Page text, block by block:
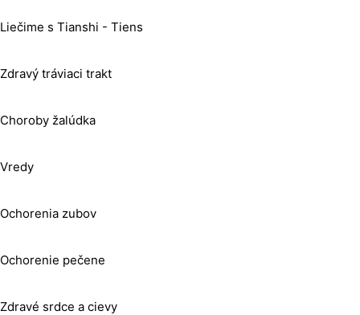
Liečime s Tianshi - Tiens
Zdravý tráviaci trakt
Choroby žalúdka
Vredy
Ochorenia zubov
Ochorenie pečene
Zdravé srdce a cievy